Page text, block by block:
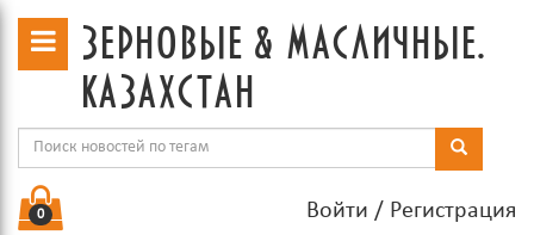
зерновые & масличные.
казахстан
Войти / Регистрация
0